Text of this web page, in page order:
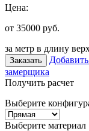
Цена:
от 35000 руб.
за метр в длину
Заказать
замерщика
Получить расчет
Выберите
Выберите материал